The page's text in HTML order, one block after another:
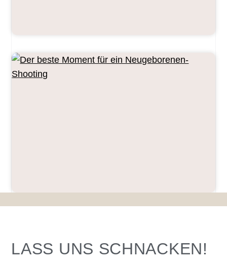
LASS UNS SCHNACKEN!